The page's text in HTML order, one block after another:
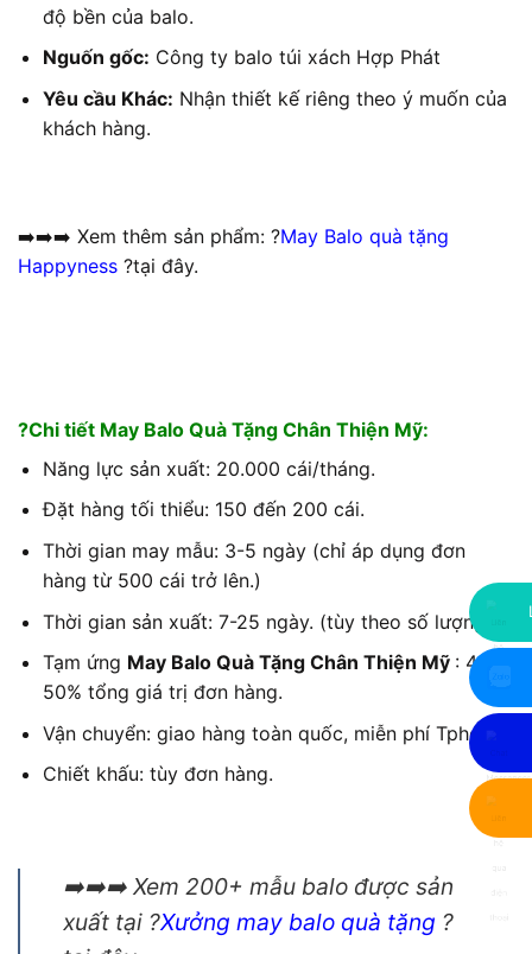
độ bền của balo.
Nguốn gốc: Công ty balo túi xách Hợp Phát
Yêu cầu Khác: Nhận thiết kế riêng theo ý muốn của
khách hàng.
➡️➡️➡️ Xem thêm sản phẩm: ?May Balo quà tặng
Happyness ?tại đây.
?Chi tiết May Balo Quà Tặng Chân Thiện Mỹ:
Năng lực sản xuất: 20.000 cái/tháng.
Đặt hàng tối thiểu: 150 đến 200 cái.
Thời gian may mẫu: 3-5 ngày (chỉ áp dụng đơn
hàng từ 500 cái trở lên.)
Thời gian sản xuất: 7-25 ngày. (tùy theo số lượng)
Tạm ứng May Balo Quà Tặng Chân Thiện Mỹ : 40-
50% tổng giá trị đơn hàng.
Vận chuyển: giao hàng toàn quốc, miễn phí Tphcm.
Chiết khấu: tùy đơn hàng.
➡️➡️➡️ Xem 200+ mẫu balo được sản
xuất tại ?Xưởng may balo quà tặng ?